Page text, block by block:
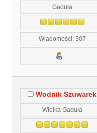
Gaduła
Wiadomości: 307
Wodnik Szuwarek
Wielka Gaduła